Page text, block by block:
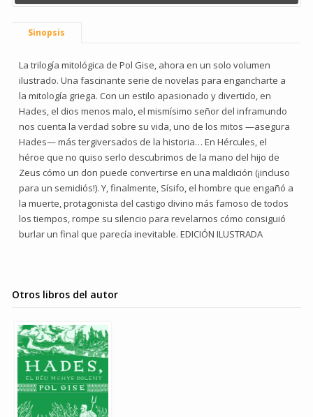
Sinopsis
La trilogía mitológica de Pol Gise, ahora en un solo volumen
ilustrado. Una fascinante serie de novelas para engancharte a
la mitología griega. Con un estilo apasionado y divertido, en
Hades, el dios menos malo, el mismísimo señor del inframundo
nos cuenta la verdad sobre su vida, uno de los mitos —asegura
Hades— más tergiversados de la historia… En Hércules, el
héroe que no quiso serlo descubrimos de la mano del hijo de
Zeus cómo un don puede convertirse en una maldición (¡incluso
para un semidiós!). Y, finalmente, Sísifo, el hombre que engañó a
la muerte, protagonista del castigo divino más famoso de todos
los tiempos, rompe su silencio para revelarnos cómo consiguió
burlar un final que parecía inevitable. EDICIÓN ILUSTRADA
Otros libros del autor